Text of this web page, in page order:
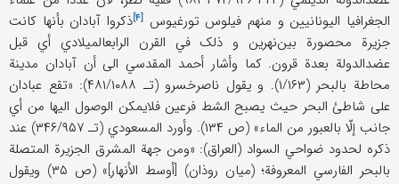
الجغرافیا الیونانیین و منهم فیلوس تورغیوس [۴] ذکروا آبادان بأنها کانت
جزیرة محصورة بین‌نهرین و ذلک في القرن الرابعالمیلادي أي قبل
عضدالدولة بعدة قرون. کما وأشار أحمد المقدسي الی أن آبادان مدینة
محاطة بالبحر (۱/۱۶۳). و یقول ناصرخسرو (تـ ۴۸۱/۱۰۸۸): «تقع عبادان
علی شاطئ البحر حیث یصبح الشط فرعین فلایمکن الوصول الیها من أي
جانب إلّا بالعبور من الماء» (ص ۱۳۴). وأورد المسعودي (تـ ۳۴۶/۹۵۷) عند
ذکره لحدود ضواحي السواد (العراق): «ومن جهة المشرق الجزیرة المتصلة
بالبحر الفارسي المعروفة؛ (میان روذان) [أوسط الأنهار]» (ص ۳۵) ویقول